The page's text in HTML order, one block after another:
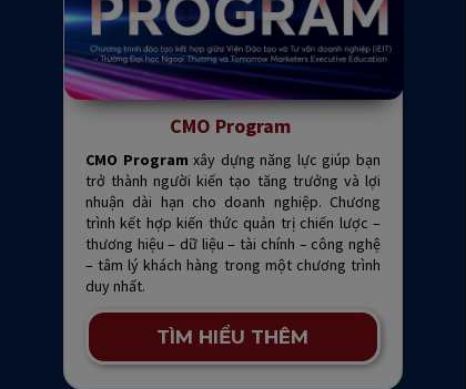
CMO Program
CMO Program xây dựng năng lực giúp bạn
trở thành người kiến tạo tăng trưởng và lợi
nhuận dài hạn cho doanh nghiệp. Chương
trình kết hợp kiến thức quản trị chiến lược –
thương hiệu – dữ liệu – tài chính – công nghệ
– tâm lý khách hàng trong một chương trình
duy nhất.
TÌM HIỂU THÊM